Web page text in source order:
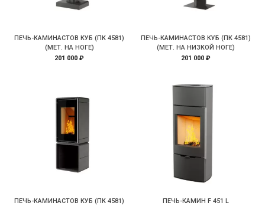
ПЕЧЬ-КАМИНАСТОВ КУБ (ПК 4581)
(МЕТ. НА НОГЕ)
201 000 ₽
ПЕЧЬ-КАМИНАСТОВ КУБ (ПК 4581)
(МЕТ. НА НИЗКОЙ НОГЕ)
201 000 ₽
ПЕЧЬ-КАМИНАСТОВ КУБ (ПК 4581)
ПЕЧЬ-КАМИН F 451 L